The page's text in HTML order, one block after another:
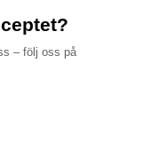
– följ oss på